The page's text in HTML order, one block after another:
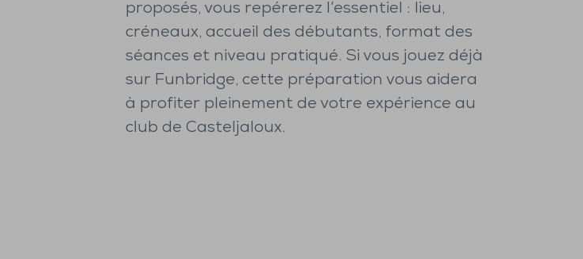
proposés, vous repérerez l’essentiel : lieu,
créneaux, accueil des débutants, format des
séances et niveau pratiqué. Si vous jouez déjà
sur Funbridge, cette préparation vous aidera
à profiter pleinement de votre expérience au
club de Casteljaloux.